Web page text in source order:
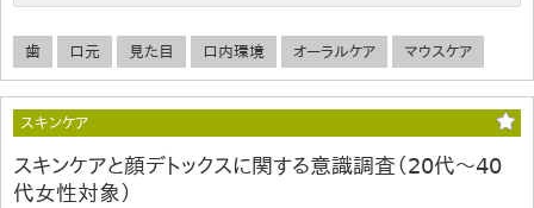
歯 口元 見た目 口内環境 オーラルケア マウスケア
スキンケア
スキンケアと顔デトックスに関する意識調査（20代～40
代女性対象）